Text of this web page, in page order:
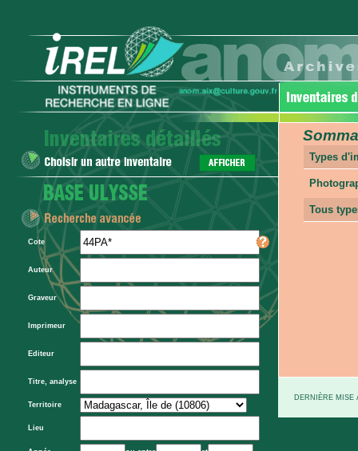
Cote
Auteur
Graveur
Imprimeur
Editeur
Titre, analyse
Territoire
Lieu
Types
Tous
DERNIÈRE MISE